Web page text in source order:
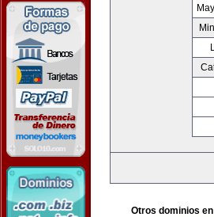
Otros dominios